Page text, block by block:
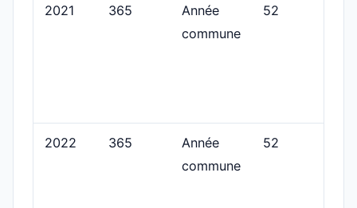
2021 365
Année
commune
52
2022 365
Année
commune
52